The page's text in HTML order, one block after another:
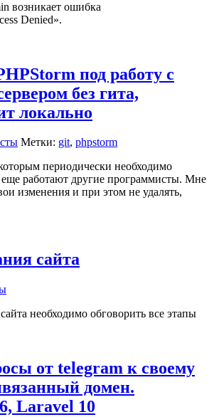
возникает ошибка
Denied».
под работу с
без гита,
локально
Метки: git, phpstorm
периодически необходимо
работают другие программисты. Мне
изменения и при этом не удалять,
сайта
необходимо обговорить все этапы
от telegram к своему
домен.
Laravel 10